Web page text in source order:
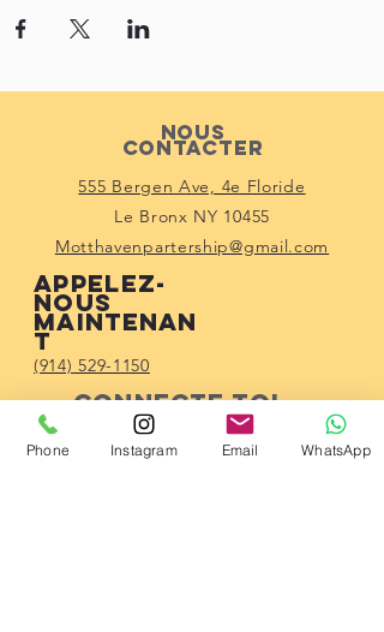
Nous
contacter
555 Bergen Ave, 4e Floride
Le Bronx NY 10455
Motthavenpartership@gmail.com
Appelez-
nous
maintenan
t
(914) 529-1150
Connecte-toi
avec nous
Phone Instagram Email WhatsApp